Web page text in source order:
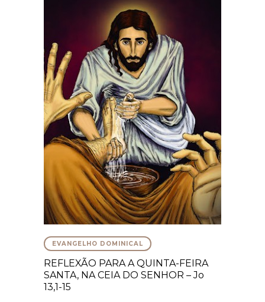
EVANGELHO DOMINICAL
REFLEXÃO PARA A QUINTA-FEIRA
SANTA, NA CEIA DO SENHOR – Jo
13,1-15